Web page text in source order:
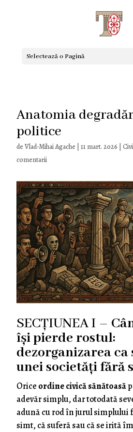
Selectează o Pagină
Anatomia
politice
de Vlad-Mihai Agache 11 mart. 2026
comentarii
SECȚIUNEA I –
își pierde rostul:
dezorganizarea
unei societăți fără
Orice ordine civică sănătoasă
adevăr simplu, dar totodată
adună cu rod în jurul simplului
simt, că suferă sau că se irită